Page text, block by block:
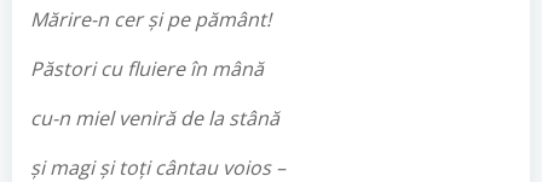
Mărire-n cerși pe pământ!
Păstori cu fluiereîn mână
cu-n miel venirăde la stână
și magiși toți cântau voios –